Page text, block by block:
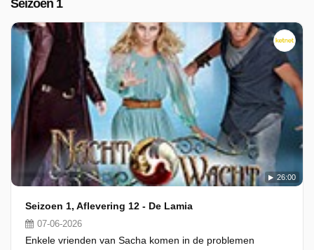
Seizoen 1
26:00
Seizoen 1, Aflevering 12 - De Lamia
07-06-2026
Enkele vrienden van Sacha komen in de problemen